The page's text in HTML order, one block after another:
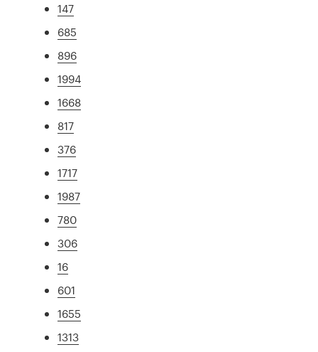
147
685
896
1994
1668
817
376
1717
1987
780
306
16
601
1655
1313